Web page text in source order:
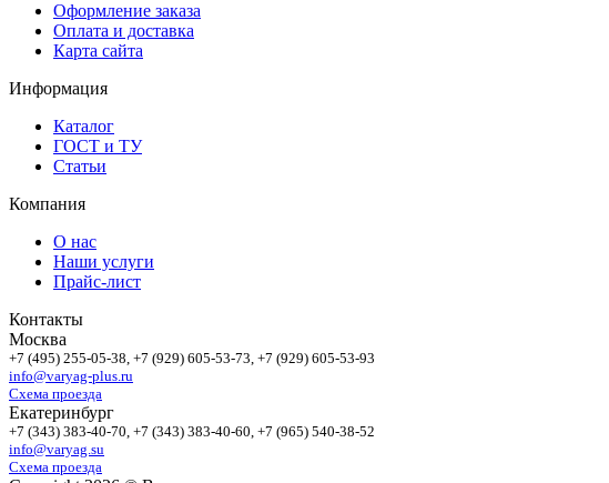
Оформление заказа
Оплата и доставка
Карта сайта
Информация
Каталог
ГОСТ и ТУ
Статьи
Компания
О нас
Наши услуги
Прайс-лист
Контакты
Москва
+7 (495) 255-05-38, +7 (929) 605-53-73, +7 (929) 605-53-93
info@varyag-plus.ru
Схема проезда
Екатеринбург
+7 (343) 383-40-70, +7 (343) 383-40-60, +7 (965) 540-38-52
info@varyag.su
Схема проезда